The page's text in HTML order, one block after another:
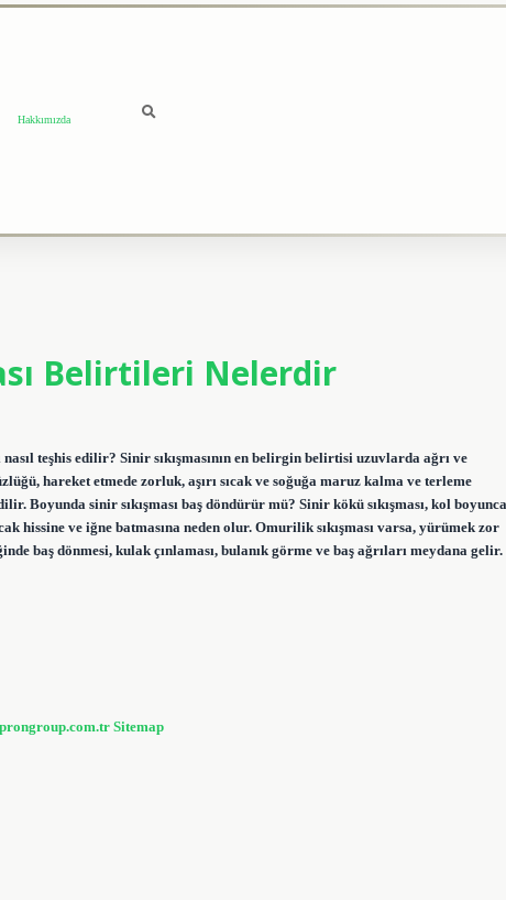
Hakkımızda
Belirtileri Nelerdir
nasıl teşhis edilir? Sinir sıkışmasının en belirgin belirtisi uzuvlarda ağrı ve
hareket etmede zorluk, aşırı sıcak ve soğuğa maruz kalma ve terleme
Boyunda sinir sıkışması baş döndürür mü? Sinir kökü sıkışması, kol boyunca
hissine ve iğne batmasına neden olur. Omurilik sıkışması varsa, yürümek zor
baş dönmesi, kulak çınlaması, bulanık görme ve baş ağrıları meydana gelir.
Sitemap